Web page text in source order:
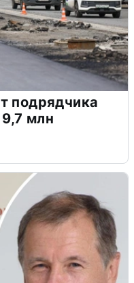
подрядчика
млн